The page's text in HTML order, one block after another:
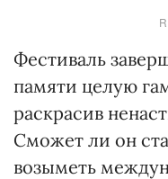
Фестиваль
памяти целую
раскрасив
Сможет ли он
возыметь